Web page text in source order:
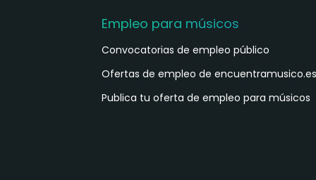
Empleo para músicos
Convocatorias de empleo público
Ofertas de empleo de encuentramusico.es
Publica tu oferta de empleo para músicos